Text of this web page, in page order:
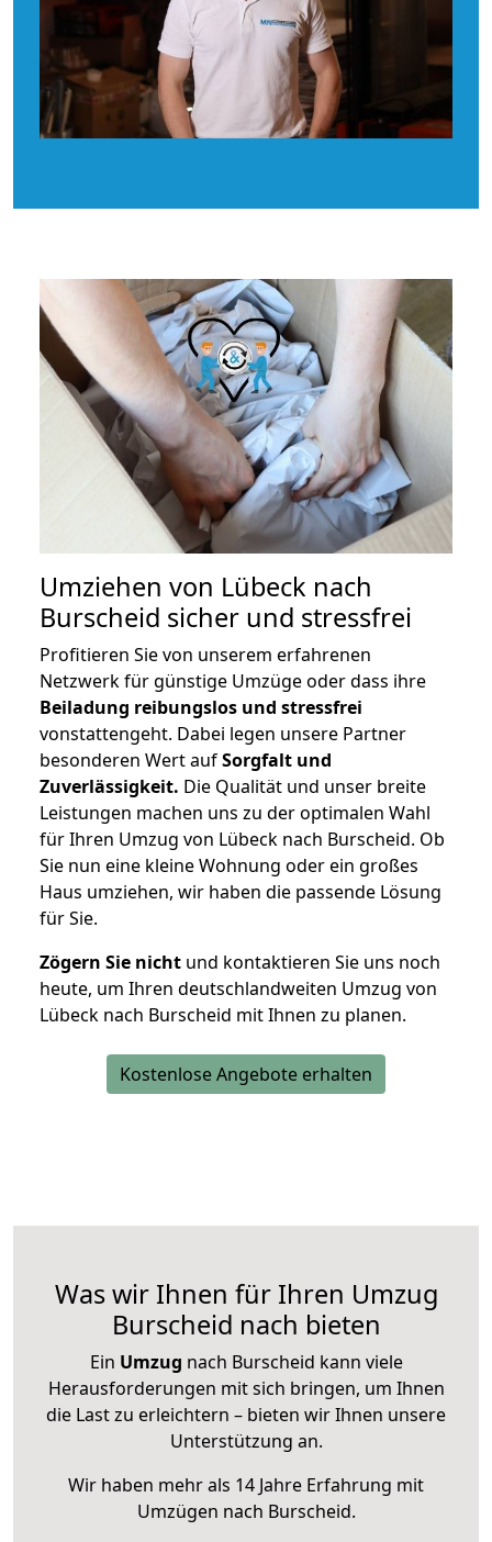
Umziehen von Lübeck nach
Burscheid sicher und stressfrei
Profitieren Sie von unserem erfahrenen
Netzwerk für günstige Umzüge oder dass ihre
Beiladung reibungslos und stressfrei
vonstattengeht. Dabei legen unsere Partner
besonderen Wert aufSorgfalt und
Zuverlässigkeit. Die Qualität und unser breite
Leistungen machen uns zu der optimalen Wahl
für Ihren Umzug von Lübeck nach Burscheid. Ob
Sie nun eine kleine Wohnung oder ein großes
Haus umziehen, wir haben die passende Lösung
für Sie.
Zögern Sie nicht und kontaktieren Sie uns noch
heute, um Ihren deutschlandweiten Umzug von
Lübeck nach Burscheid mit Ihnen zu planen.
Kostenlose Angebote erhalten
Was wir Ihnen für Ihren Umzug
Burscheid nach bieten
Ein Umzug nach Burscheid kann viele
Herausforderungen mit sich bringen, um Ihnen
die Last zu erleichtern – bieten wir Ihnen unsere
Unterstützung an.
Wir haben mehr als 14 Jahre Erfahrung mit
Umzügen nach Burscheid.